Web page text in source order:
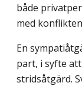
både
med
En
part, i syfte
stridsåtgärd.